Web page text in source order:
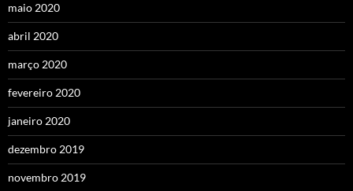
maio 2020
abril 2020
março 2020
fevereiro 2020
janeiro 2020
dezembro 2019
novembro 2019